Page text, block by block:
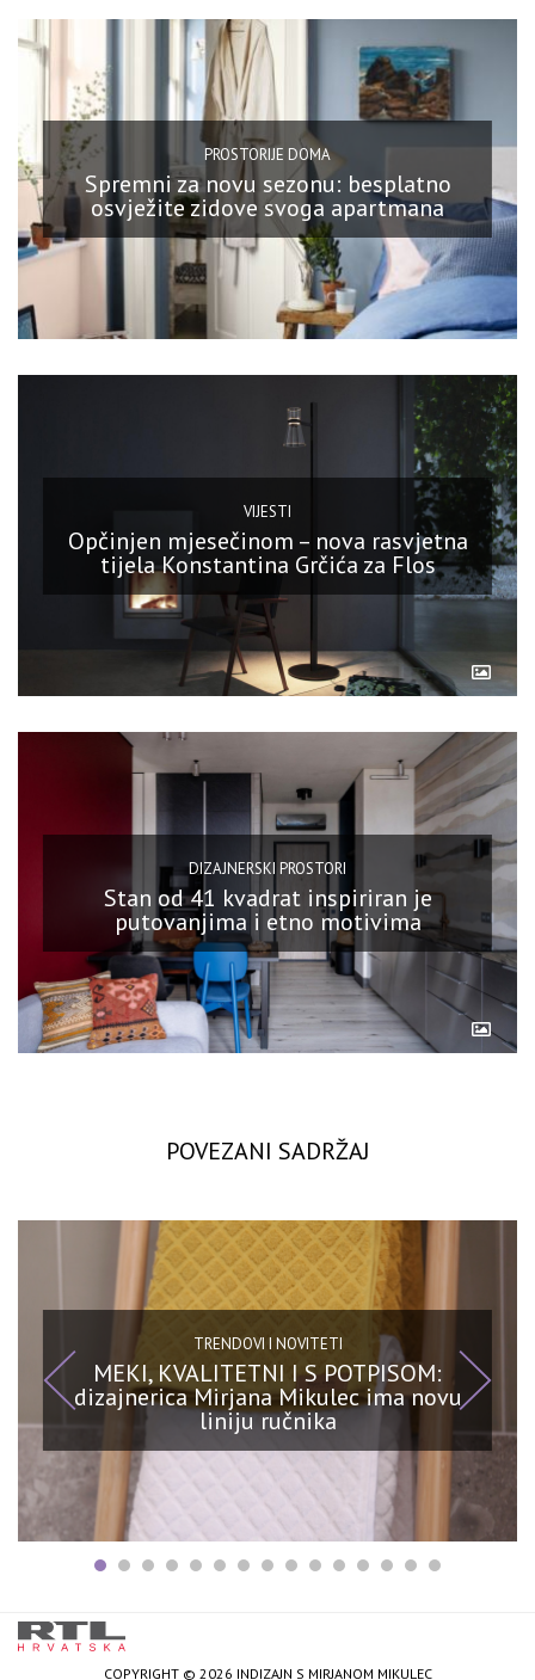
PROSTORIJE DOMA
Spremni za novu sezonu: besplatno
osvježite zidove svoga apartmana
VIJESTI
Opčinjen mjesečinom – nova rasvjetna
tijela Konstantina Grčića za Flos
DIZAJNERSKI PROSTORI
Stan od 41 kvadrat inspiriran je
putovanjima i etno motivima
POVEZANI SADRŽAJ
TRENDOVI I NOVITETI
MEKI, KVALITETNI I S POTPISOM:
dizajnerica Mirjana Mikulec ima novu
liniju ručnika
COPYRIGHT © 2026 INDIZAJN S MIRJANOM MIKULEC